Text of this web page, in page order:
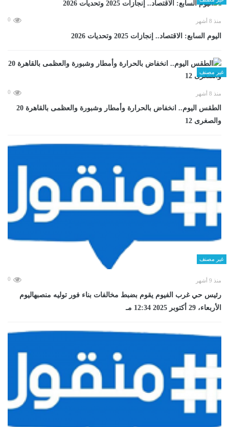
منذ 8 أشهر 0
اليوم السابع: الاقتصاد.. إنجازات 2025 وتحديات 2026
غير مصنف
منذ 8 أشهر 0
الطقس اليوم.. انخفاض بالحرارة وأمطار وشبورة والعظمى بالقاهرة 20
والصغرى 12
غير مصنف
منذ 9 أشهر 0
رئيس حي غرب الفيوم يقوم بضبط مخالفات بناء فور توليه منصبهاليوم
الأربعاء، 29 أكتوبر 2025 12:34 مـ